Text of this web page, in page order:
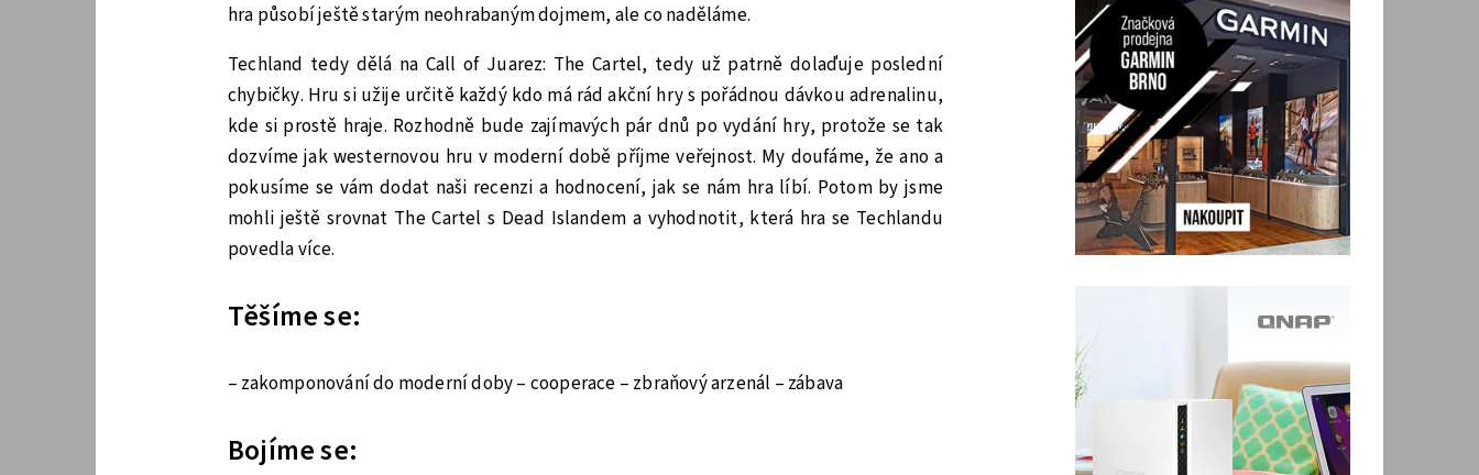
hra působí ještě starým neohrabaným dojmem, ale co naděláme.
Techland tedy dělá na Call of Juarez: The Cartel, tedy už patrně dolaďuje poslední
chybičky. Hru si užije určitě každý kdo má rád akční hry s pořádnou dávkou adrenalinu,
kde si prostě hraje. Rozhodně bude zajímavých pár dnů po vydání hry, protože se tak
dozvíme jak westernovou hru v moderní době příjme veřejnost. My doufáme, že ano a
pokusíme se vám dodat naši recenzi a hodnocení, jak se nám hra líbí. Potom by jsme
mohli ještě srovnat The Cartel s Dead Islandem a vyhodnotit, která hra se Techlandu
povedla více.
Těšíme se:
– zakomponování do moderní doby – cooperace – zbraňový arzenál – zábava
Bojíme se: